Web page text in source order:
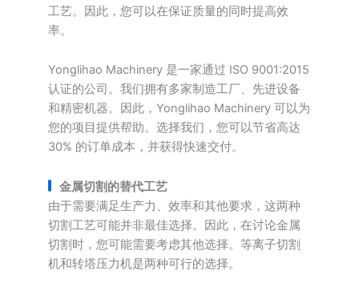
工艺。因此，您可以在保证质量的同时提高效
率。
Yonglihao Machinery 是一家通过 ISO 9001:2015
认证的公司。我们拥有多家制造工厂、先进设备
和精密机器。因此，Yonglihao Machinery 可以为
您的项目提供帮助。选择我们，您可以节省高达
30% 的订单成本，并获得快速交付。
金属切割的替代工艺
由于需要满足生产力、效率和其他要求，这两种
切割工艺可能并非最佳选择。因此，在讨论金属
切割时，您可能需要考虑其他选择。等离子切割
机和转塔压力机是两种可行的选择。